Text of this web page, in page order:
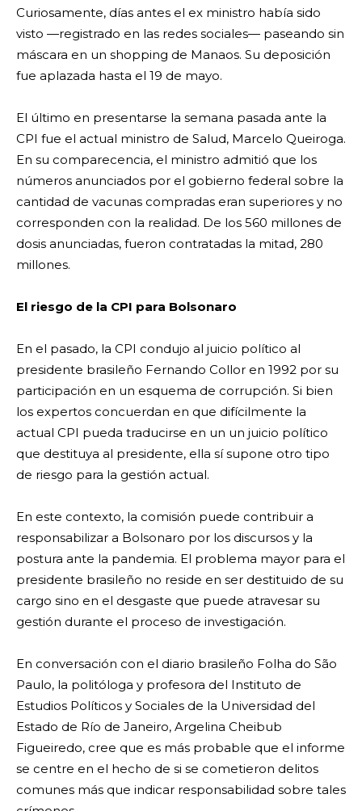
Curiosamente, días antes el ex ministro había sido
visto —registrado en las redes sociales— paseando sin
máscara en un shopping de Manaos. Su deposición
fue aplazada hasta el 19 de mayo.
El último en presentarse la semana pasada ante la
CPI fue el actual ministro de Salud, Marcelo Queiroga.
En su comparecencia, el ministro admitió que los
números anunciados por el gobierno federal sobre la
cantidad de vacunas compradas eran superiores y no
corresponden con la realidad. De los 560 millones de
dosis anunciadas, fueron contratadas la mitad, 280
millones.
El riesgo de la CPI para Bolsonaro
En el pasado, la CPI condujo al juicio político al
presidente brasileño Fernando Collor en 1992 por su
participación en un esquema de corrupción. Si bien
los expertos concuerdan en que difícilmente la
actual CPI pueda traducirse en un un juicio político
que destituya al presidente, ella sí supone otro tipo
de riesgo para la gestión actual.
En este contexto, la comisión puede contribuir a
responsabilizar a Bolsonaro por los discursos y la
postura ante la pandemia. El problema mayor para el
presidente brasileño no reside en ser destituido de su
cargo sino en el desgaste que puede atravesar su
gestión durante el proceso de investigación.
En conversación con el diario brasileño Folha do São
Paulo, la politóloga y profesora del Instituto de
Estudios Políticos y Sociales de la Universidad del
Estado de Río de Janeiro, Argelina Cheibub
Figueiredo, cree que es más probable que el informe
se centre en el hecho de si se cometieron delitos
comunes más que indicar responsabilidad sobre tales